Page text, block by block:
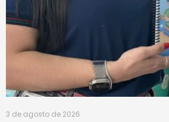
3 de agosto de 2026